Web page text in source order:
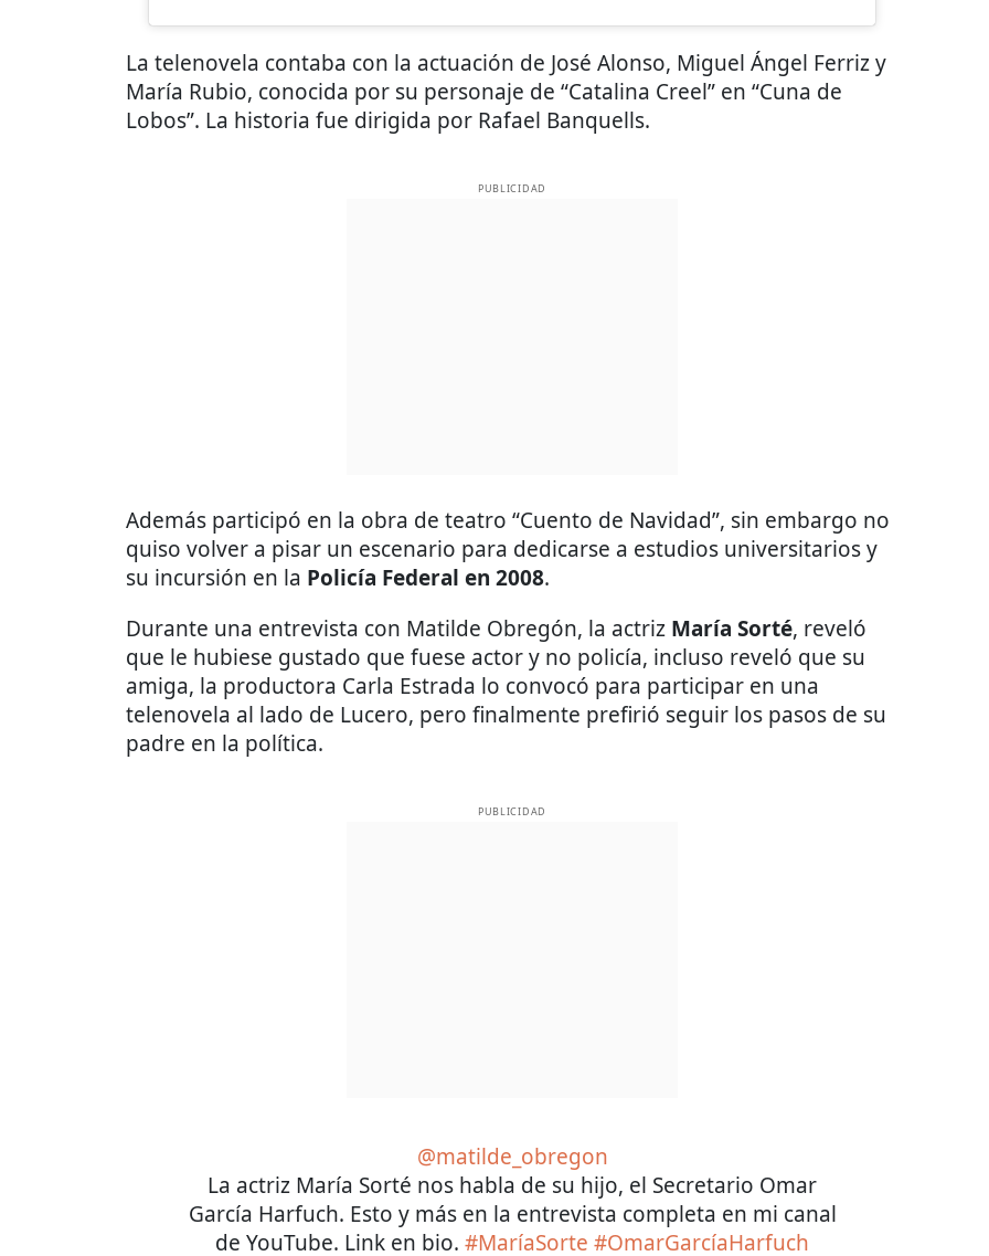
La telenovela contaba con la actuación de José Alonso, Miguel Ángel Ferriz y
María Rubio, conocida por su personaje de “Catalina Creel” en “Cuna de
Lobos”. La historia fue dirigida por Rafael Banquells.
PUBLICIDAD
Además participó en la obra de teatro “Cuento de Navidad”, sin embargo no
quiso volver a pisar un escenario para dedicarse a estudios universitarios y
su incursión en la Policía Federal en 2008.
Durante una entrevista con Matilde Obregón, la actriz María Sorté, reveló
que le hubiese gustado que fuese actor y no policía, incluso reveló que su
amiga, la productora Carla Estrada lo convocó para participar en una
telenovela al lado de Lucero, pero finalmente prefirió seguir los pasos de su
padre en la política.
PUBLICIDAD
@matilde_obregon
La actriz María Sorté nos habla de su hijo, el Secretario Omar
García Harfuch. Esto y más en la entrevista completa en mi canal
de YouTube. Link en bio. #MaríaSorte #OmarGarcíaHarfuch